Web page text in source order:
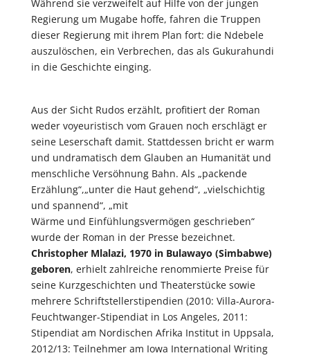
Während sie verzweifelt auf Hilfe von der jungen
Regierung um Mugabe hoffe, fahren die Truppen
dieser Regierung mit ihrem Plan fort: die Ndebele
auszulöschen, ein Verbrechen, das als Gukurahundi
in die Geschichte einging.
Aus der Sicht Rudos erzählt, profitiert der Roman
weder voyeuristisch vom Grauen noch erschlägt er
seine Leserschaft damit. Stattdessen bricht er warm
und undramatisch dem Glauben an Humanität und
menschliche Versöhnung Bahn. Als „packende
Erzählung“,„unter die Haut gehend“, „vielschichtig
und spannend“, „mit
Wärme und Einfühlungsvermögen geschrieben“
wurde der Roman in der Presse bezeichnet.
Christopher Mlalazi, 1970 in Bulawayo (Simbabwe)
geboren, erhielt zahlreiche renommierte Preise für
seine Kurzgeschichten und Theaterstücke sowie
mehrere Schriftstellerstipendien (2010: Villa-Aurora-
Feuchtwanger-Stipendiat in Los Angeles, 2011:
Stipendiat am Nordischen Afrika Institut in Uppsala,
2012/13: Teilnehmer am Iowa International Writing